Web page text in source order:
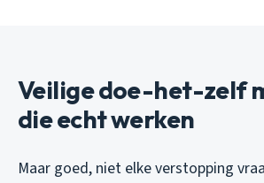
Veilige doe-het-zelf
die echt werken
Maar goed, niet elke verstopping